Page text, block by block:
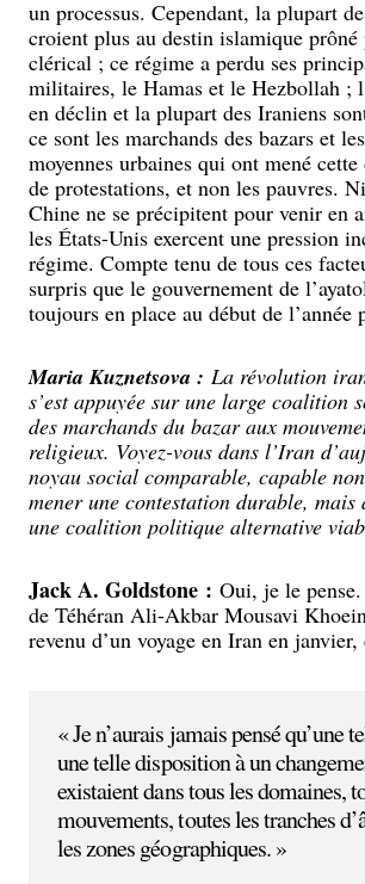
un processus. Cependant, la plupart
croient plus au destin islamique
clérical ; ce régime a perdu ses
militaires, le Hamas et le Hezbollah ;
en déclin et la plupart des Iraniens
ce sont les marchands des bazars et
moyennes urbaines qui ont mené
de protestations, et non les pauvres.
Chine ne se précipitent pour venir en
les États-Unis exercent une pression
régime. Compte tenu de tous ces
surpris que le gouvernement de
toujours en place au début de l’année
Maria Kuznetsova : La révolution
s’est appuyée sur une large coalition
des marchands du bazar aux
religieux. Voyez-vous dans l’Iran
noyau social comparable, capable
mener une contestation durable, mais
une coalition politique alternative
Jack A. Goldstone : Oui, je le
de Téhéran Ali-Akbar Mousavi
revenu d’un voyage en Iran en
« Je n’aurais jamais pensé qu’une
une telle disposition à un
existaient dans tous les domaines,
mouvements, toutes les tranches
les zones géographiques. »